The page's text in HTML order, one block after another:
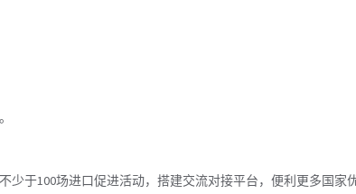
少于100场进口促进活动，搭建交流对接平台，便利更多国